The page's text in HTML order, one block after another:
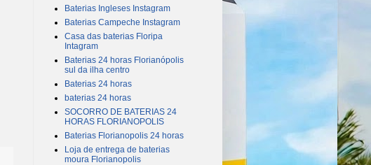
Baterias Ingleses Instagram
Baterias Campeche Instagram
Casa das baterias Floripa
Intagram
Baterias 24 horas Florianópolis
sul da ilha centro
Baterias 24 horas
baterias 24 horas
SOCORRO DE BATERIAS 24
HORAS FLORIANOPOLIS
Baterias Florianopolis 24 horas
Loja de entrega de baterias
moura Florianopolis